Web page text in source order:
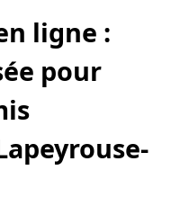
ligne :
pour